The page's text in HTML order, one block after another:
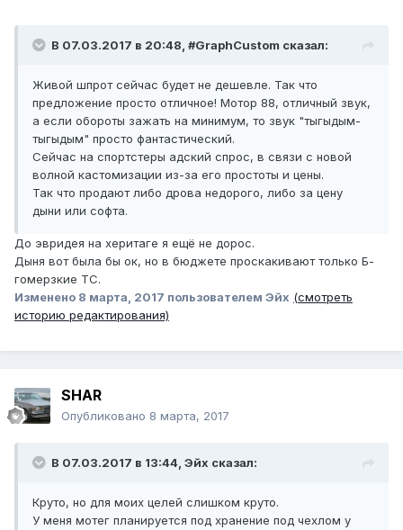
В 07.03.2017 в 20:48, #GraphCustom сказал:
Живой шпрот сейчас будет не дешевле. Так что
предложение просто отличное! Мотор 88, отличный звук,
а если обороты зажать на минимум, то звук "тыгыдым-
тыгыдым" просто фантастический.
Сейчас на спортстеры адский спрос, в связи с новой
волной кастомизации из-за его простоты и цены.
Так что продают либо дрова недорого, либо за цену
дыни или софта.
До эвридея на херитаге я ещё не дорос.
Дыня вот была бы ок, но в бюджете проскакивают только Б-
гомерзкие ТС.
Изменено 8 марта, 2017 пользователем Эйх (смотреть
историю редактирования)
SHAR
Опубликовано 8 марта, 2017
В 07.03.2017 в 13:44, Эйх сказал:
Круто, но для моих целей слишком круто.
У меня мотег планируется под хранение под чехлом у